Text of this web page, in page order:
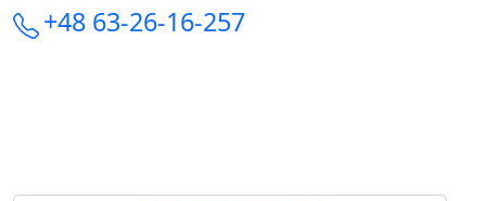
+48 63-26-16-257